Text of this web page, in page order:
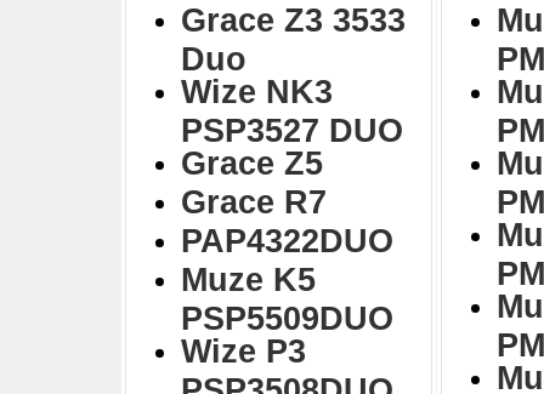
Grace Z3 3533
Duo
Wize NK3
PSP3527 DUO
Grace Z5
Grace R7
PAP4322DUO
Muze K5
PSP5509DUO
Wize P3
PSP3508DUO